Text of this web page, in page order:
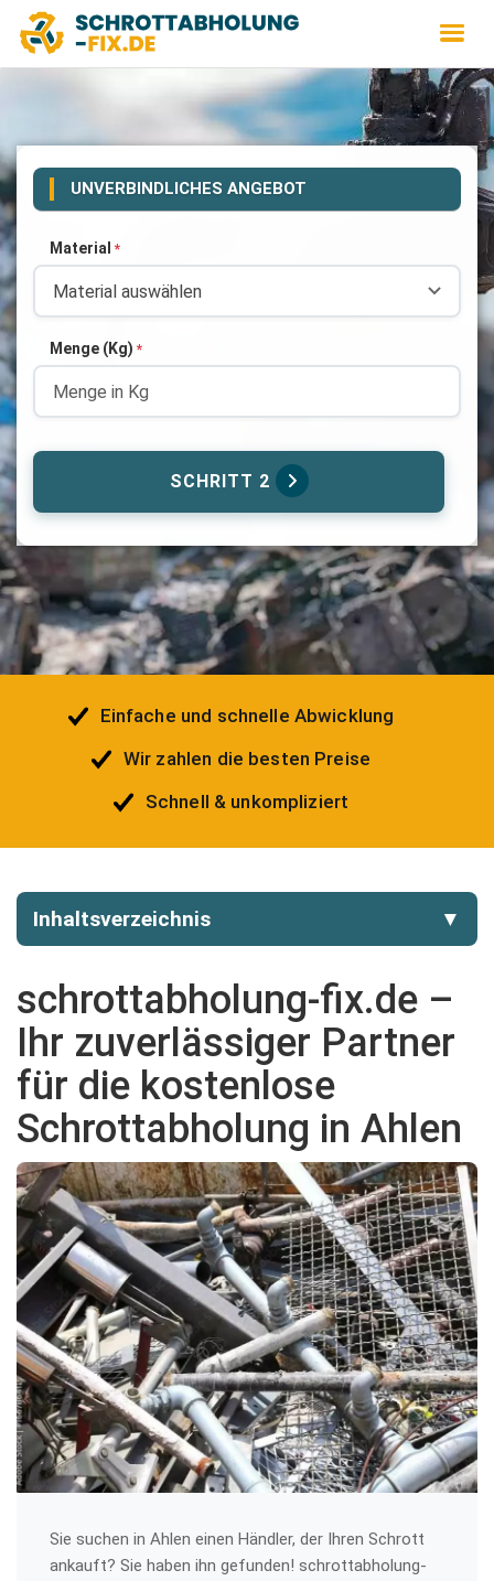
UNVERBINDLICHES ANGEBOT
Material *
Menge (Kg) *
SCHRITT 2
Einfache und schnelle Abwicklung
Wir zahlen die besten Preise
Schnell & unkompliziert
Inhaltsverzeichnis ▼
schrottabholung-fix.de –
Ihr zuverlässiger Partner
für die kostenlose
Schrottabholung in Ahlen
Sie suchen in Ahlen einen Händler, der Ihren Schrott
ankauft? Sie haben ihn gefunden! schrottabholung-